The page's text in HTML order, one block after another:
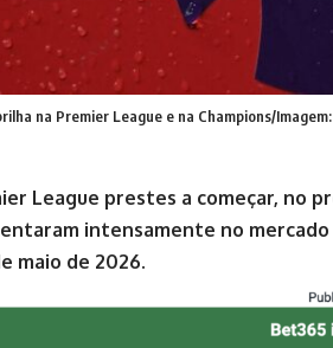
na Premier League e na Champions/
League prestes a começar, no
intensamente no
maio de 2026.